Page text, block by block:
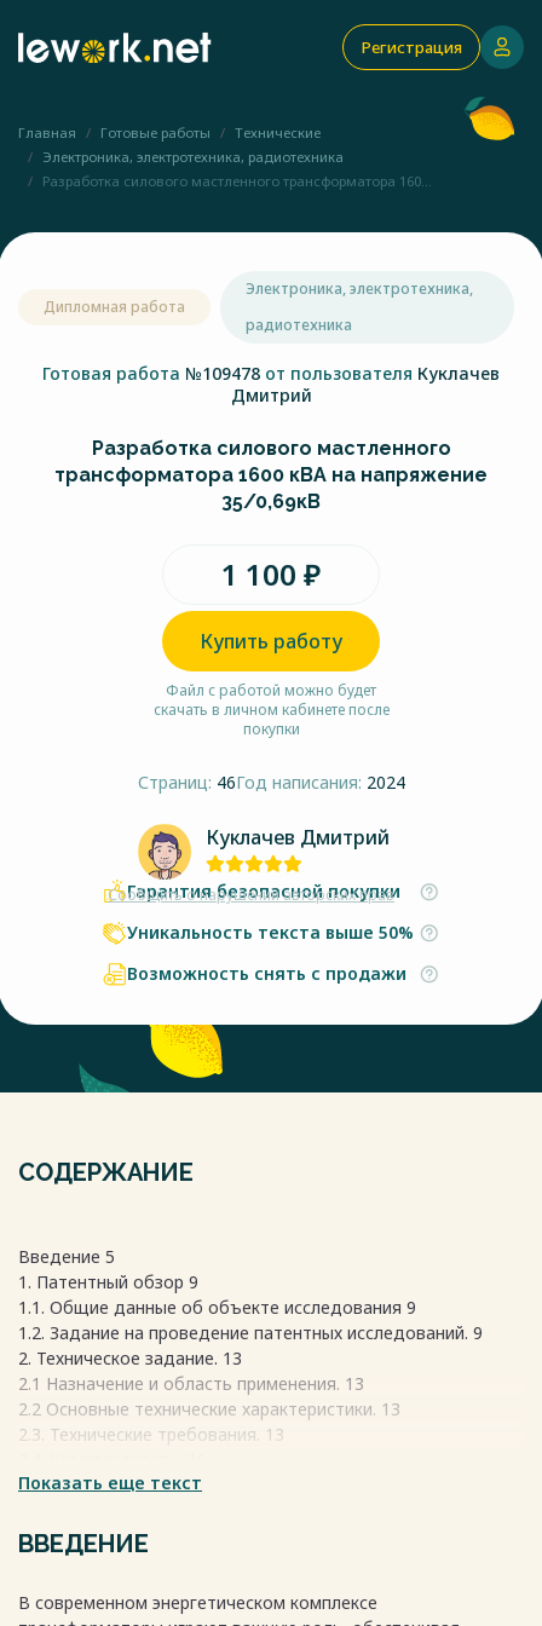
Регистрация
Главная Готовые работы
Технические
Электроника, электротехника, радиотехника
Разработка силового мастленного трансформатора 160...
Дипломная работа
Электроника, электротехника,
радиотехника
Готовая работа №109478 от пользователя Куклачев
Дмитрий
Разработка силового мастленного
трансформатора 1600 кВА на напряжение
35/0,69кВ
1 100 ₽
Купить работу
Файл с работой можно будет
скачать в личном кабинете после
покупки
Страниц: 46Год написания: 2024
Куклачев Дмитрий
Сообщить о нарушении авторских прав
Гарантия безопасной покупки
Уникальность текста выше 50%
Возможность снять с продажи
СОДЕРЖАНИЕ
Введение 5
1. Патентный обзор 9
1.1. Общие данные об объекте исследования 9
1.2. Задание на проведение патентных исследований. 9
2. Техническое задание. 13
2.1 Назначение и область применения. 13
2.2 Основные технические характеристики. 13
2.3. Технические требования. 13
2.5. Требования безопасности. 16
2.7. Указания по эксплуатации. 17
3 Электромагнитный расчет 18
3.2 Расчет основных размеров трансформатора 18
Показать еще текст
ВВЕДЕНИЕ
В современном энергетическом комплексе